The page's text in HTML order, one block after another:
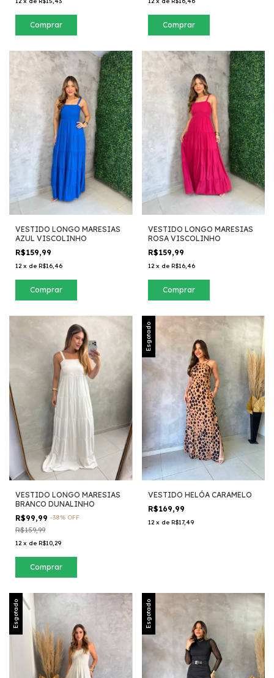
Comprar Comprar
VESTIDO LONGO MARESIAS
AZUL VISCOLINHO
R$159,99
12 x de R$16,46
Comprar
VESTIDO LONGO MARESIAS
ROSA VISCOLINHO
R$159,99
12 x de R$16,46
Comprar
VESTIDO LONGO MARESIAS
BRANCO DUNALINHO
R$99,99 -38% OFF
R$159,99
12 x de R$10,29
Comprar
Esgotado
VESTIDO HELÓA CARAMELO
R$169,99
12 x de R$17,49
Esgotado Esgotado